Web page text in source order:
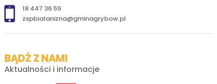
18 447 36 59
zspbialanizna@gminagrybow.pl
BĄDŹ Z NAMI
Aktualności i informacje